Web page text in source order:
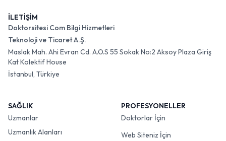
İLETİŞİM
Doktorsitesi Com Bilgi Hizmetleri
Teknoloji ve Ticaret A.Ş.
Maslak Mah. Ahi Evran Cd. A.O.S 55 Sokak No:2 Aksoy Plaza Giriş
Kat Kolektif House
İstanbul, Türkiye
SAĞLIK
Uzmanlar
Uzmanlık Alanları
PROFESYONELLER
Doktorlar İçin
Web Siteniz İçin